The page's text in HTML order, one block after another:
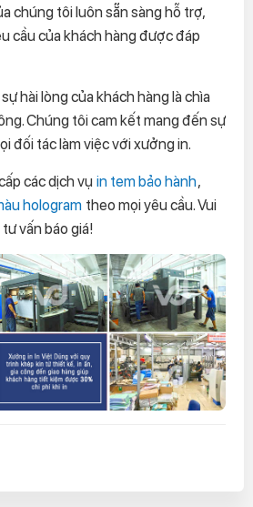
chúng tôi luôn sẵn sàng hỗ trợ,
cầu của khách hàng được đáp
hài lòng của khách hàng là chìa
Chúng tôi cam kết mang đến sự
đối tác làm việc với xưởng in.
các dịch vụ in tem bảo hành,
hologram theo mọi yêu cầu. Vui
vấn báo giá!